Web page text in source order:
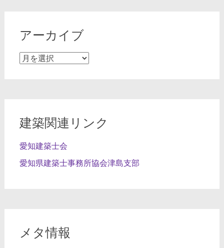
アーカイブ
ア
建築関連リンク
愛知建築士会
愛知県建築士事務所協会津島支部
メタ情報